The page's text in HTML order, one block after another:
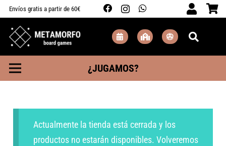
Envíos gratis a partir de 60€
¿JUGAMOS?
Actualmente la tienda está cerrada y los
productos no estarán disponibles. Volveremos